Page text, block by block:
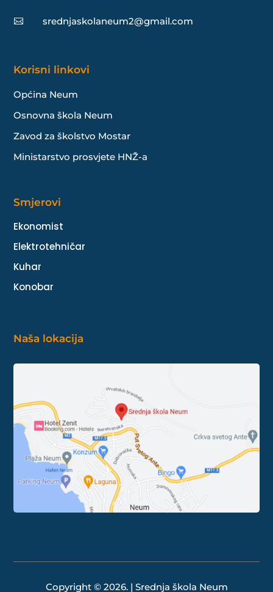
 srednjaskolaneum2@gmail.com
Korisni linkovi
Općina Neum
Osnovna škola Neum
Zavod za školstvo Mostar
Ministarstvo prosvjete HNŽ-a
Smjerovi
Ekonomist
Elektrotehničar
Kuhar
Konobar
Naša lokacija
Copyright © 2026. | Srednja škola Neum